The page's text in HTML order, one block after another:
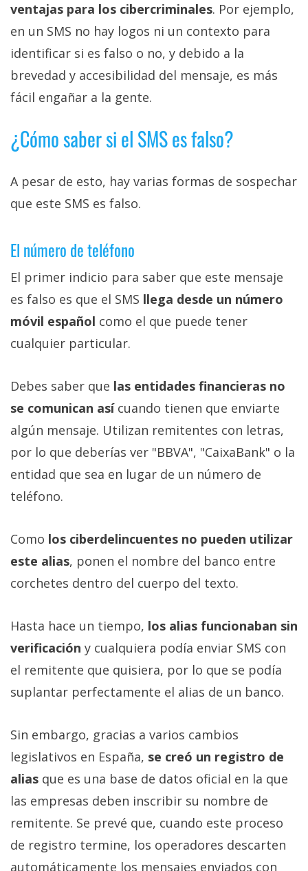
ventajas para los cibercriminales. Por ejemplo,
en un SMS no hay logos ni un contexto para
identificar si es falso o no, y debido a la
brevedad y accesibilidad del mensaje, es más
fácil engañar a la gente.
¿Cómo saber si el SMS es falso?
A pesar de esto, hay varias formas de sospechar
que este SMS es falso.
El número de teléfono
El primer indicio para saber que este mensaje
es falso es que el SMS llega desde un número
móvil español como el que puede tener
cualquier particular.
Debes saber que las entidades financieras no
se comunican asícuando tienen que enviarte
algún mensaje. Utilizan remitentes con letras,
por lo que deberías ver "BBVA", "CaixaBank" o la
entidad que sea en lugar de un número de
teléfono.
Como los ciberdelincuentes no pueden utilizar
este alias, ponen el nombre del banco entre
corchetes dentro del cuerpo del texto.
Hasta hace un tiempo, los alias funcionaban sin
verificación y cualquiera podía enviar SMS con
el remitente que quisiera, por lo que se podía
suplantar perfectamente el alias de un banco.
Sin embargo, gracias a varios cambios
legislativos en España, se creó un registro de
alias que es una base de datos oficial en la que
las empresas deben inscribir su nombre de
remitente. Se prevé que, cuando este proceso
de registro termine, los operadores descarten
automáticamente los mensajes enviados con